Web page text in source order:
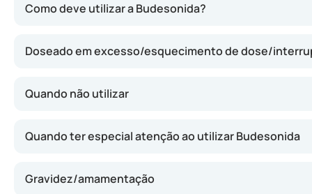
Como deve utilizar a Budesonida?
Doseado em excesso/esquecimento de dose/
Quando não utilizar
Quando ter especial atenção ao utilizar Budesonida
Gravidez/amamentação